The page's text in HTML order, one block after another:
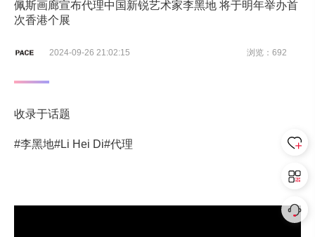
佩斯画廊宣布代理中国新锐艺术家李黑地 将于明年举办首
次香港个展
2024-09-26 21:02:15 浏览：692
收录于话题
#李黑地#Li Hei Di#代理